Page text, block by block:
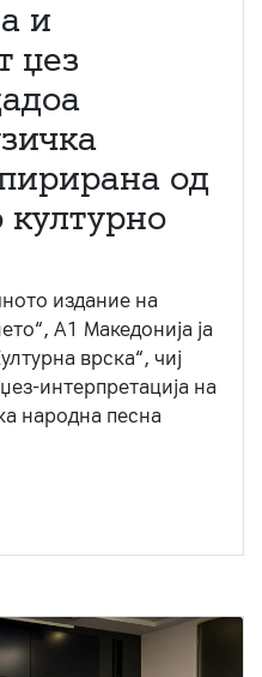
и
џез
од
културно
издание на
А1 Македонија ја
врска“, чиј
интерпретација на
народна песна